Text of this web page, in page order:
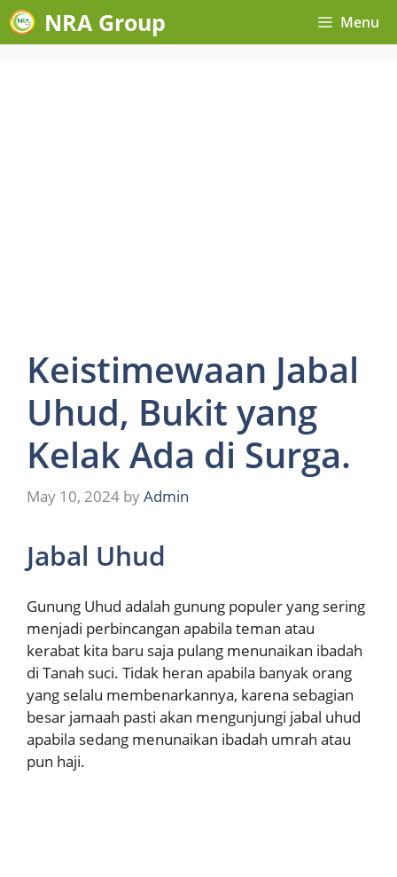
Skip
to
NRA Group Menu
Keistimewaan Jabal
Uhud, Bukit yang
Kelak Ada di Surga.
May 10, 2024 byAdmin
Jabal Uhud
Gunung Uhud adalah gunung populer yang sering
menjadi perbincangan apabila teman atau
kerabat kita baru saja pulang menunaikan ibadah
di Tanah suci. Tidak heran apabila banyak orang
yang selalu membenarkannya, karena sebagian
besar jamaah pasti akan mengunjungi jabal uhud
apabila sedang menunaikan ibadah umrah atau
pun haji.